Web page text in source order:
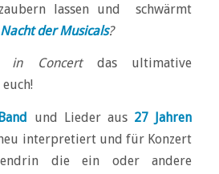
lassen und schwärmt
der Musicals?
in Concertdas ultimative
und Lieder aus 27 Jahren
interpretiert und für Konzert
die ein oder andere